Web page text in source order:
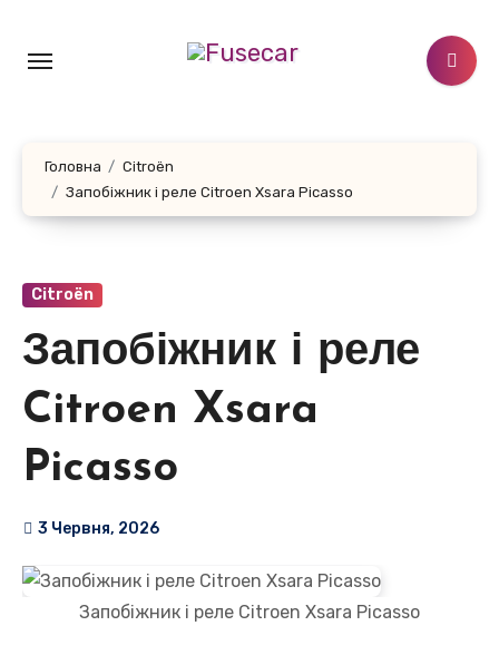
контенту
Головна
Citroën
Запобіжник і реле Citroen Xsara Picasso
Citroën
Запобіжник і реле
Citroen Xsara
Picasso
3 Червня, 2026
Запобіжник і реле Citroen Xsara Picasso